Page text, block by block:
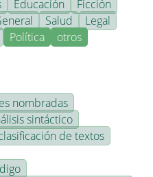
Educación
Ficción
Salud
Legal
Política otros
nombradas
sintáctico
de textos